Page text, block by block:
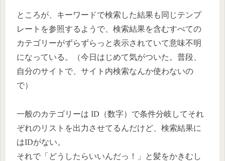
ところが、キーワードで検索した結果も同じテンプ
レートを参照するようで、検索結果を含むすべての
カテゴリーがずらずらっと表示されていて意味不明
になっている。（今日はじめて気がついた。普段、
自分のサイトで、サイト内検索なんか使わないの
で）
一般のカテゴリーは ID（数字）で条件分岐してそれ
ぞれのリストを出力させてるんだけど、検索結果に
はIDがない。
それで「どうしたらいいんだっ！」と髪をかきむし